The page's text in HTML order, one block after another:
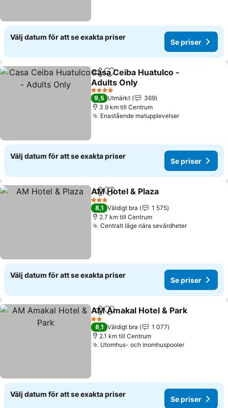
Välj datum för att se exakta priser
Se priser
Dela Lägg till i Mina Favoriter
Casa Ceiba Huatulco -
Adults Only
Se priser
4 Stjärnor
9,5 Utmärkt
369
3.9 km till Centrum
Enastående matupplevelserSe priser
Välj datum för att se exakta priser
Se priser
Dela Lägg till i Mina Favoriter
AM Hotel & Plaza
3 Stjärnor
8,1 Väldigt bra
1 575
2.7 km till Centrum
Centralt läge nära sevärdheterSe priser
Välj datum för att se exakta priser
Se priser
Dela Lägg till i Mina Favoriter
AM Amakal Hotel & Park
2 Stjärnor
8,1 Väldigt bra
1 077
2.1 km till Centrum
Utomhus- och inomhuspoolerSe priser
Välj datum för att se exakta priser
Se priser